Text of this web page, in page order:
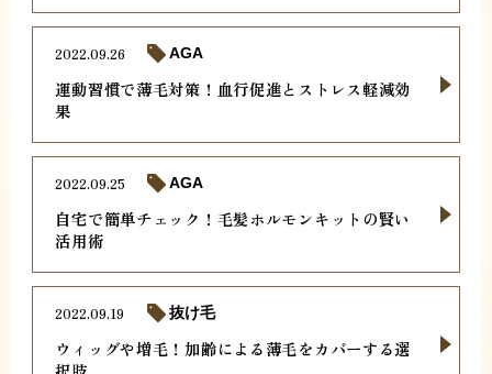
運動習慣で薄毛対策！血行促進とストレス軽減効
果
2022.09.26 AGA
自宅で簡単チェック！毛髪ホルモンキットの賢い
活用術
2022.09.25 AGA
ウィッグや増毛！加齢による薄毛をカバーする選
2022.09.19 抜け毛